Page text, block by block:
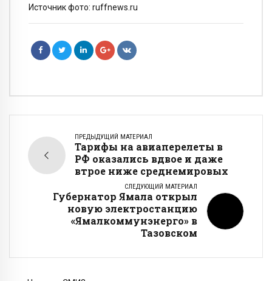
Источник фото: ruffnews.ru
ПРЕДЫДУЩИЙ МАТЕРИАЛ
Тарифы на авиаперелеты в
РФ оказались вдвое и даже
втрое ниже среднемировых
СЛЕДУЮЩИЙ МАТЕРИАЛ
Губернатор Ямала открыл
новую электростанцию
«Ямалкоммунэнерго» в
Тазовском